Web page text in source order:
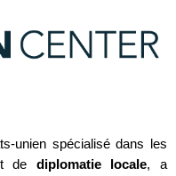
unien spécialisé dans les
de diplomatie locale, a